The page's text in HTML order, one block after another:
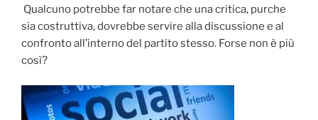
Qualcuno potrebbe far notare che una critica, purche
sia costruttiva, dovrebbe servire alla discussione e al
confronto all’interno del partito stesso. Forse non è più
così?